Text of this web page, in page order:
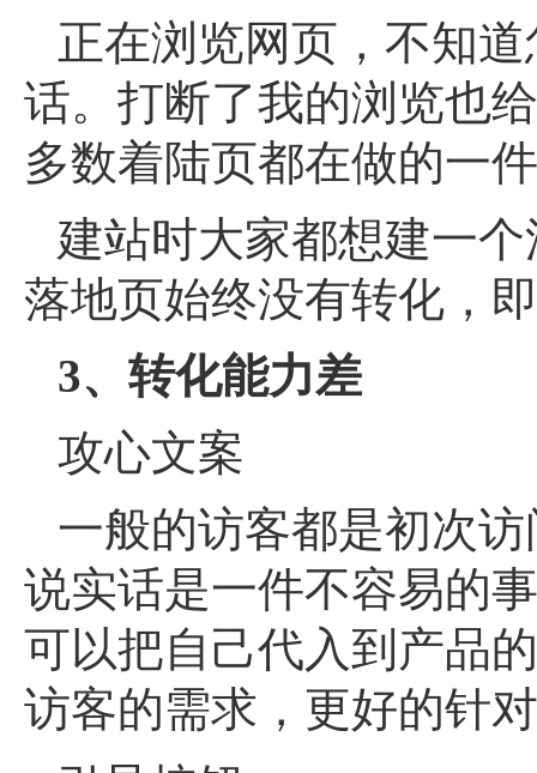
正在浏览网页，不知
话。打断了我的浏览也
多数着陆页都在做的一
建站时大家都想建一
落地页始终没有转化，
3、转化能力差
攻心文案
一般的访客都是初次
说实话是一件不容易的
可以把自己代入到产品
访客的需求，更好的针